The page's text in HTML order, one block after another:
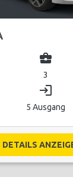
business_center
3
login
5 Ausgang
DETAILS